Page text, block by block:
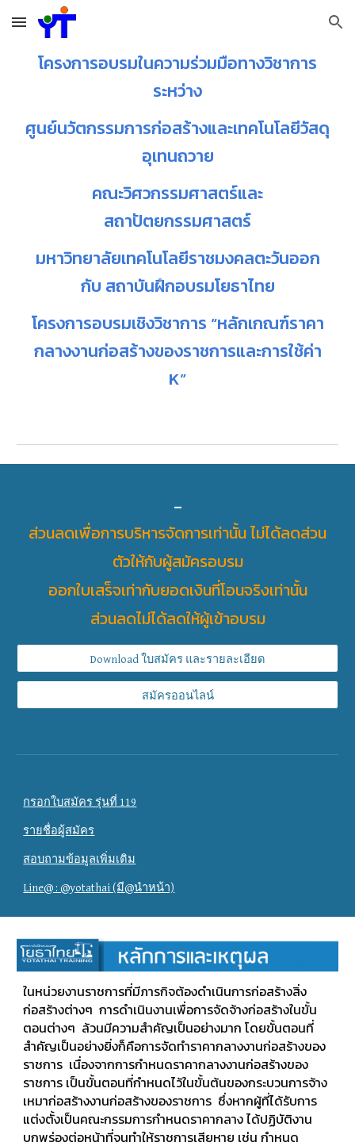
Skip to main content Skip to navigation
โครงการอบรมในความร่วมมือทางวิชาการ
ระหว่าง
ศูนย์นวัตกรรมการก่อสร้างและเทคโนโลยีวัสดุ
อุเทนถวาย
คณะวิศวกรรมศาสตร์และ
สถาปัตยกรรมศาสตร์
มหาวิทยาลัยเทคโนโลยีราชมงคลตะวันออก
กับ สถาบันฝึกอบรมโยธาไทย
โครงการอบรมเชิงวิชาการ “หลักเกณฑ์ราคา
กลางงานก่อสร้างของราชการและการใช้ค่า
K”
-
ส่วนลดเพื่อการบริหารจัดการเท่านั้น ไม่ได้ลดส่วน
ตัวให้กับผู้สมัครอบรม
ออกใบเสร็จเท่ากับยอดเงินที่โอนจริงเท่านั้น
ส่วนลดไม่ได้ลดให้ผู้เข้าอบรม
Download ใบสมัคร และรายละเอียด
สมัครออนไลน์
กรอกใบสมัคร รุ่นที่ 119
รายชื่อผู้สมัคร
สอบถามข้อมูลเพิ่มเติม
Line@ : @yotathai (มี@นำหน้า)
ในหน่วยงานราชการที่มีภารกิจต้องดำเนินการก่อสร้างสิ่ง
ก่อสร้างต่างๆ การดำเนินงานเพื่อการจัดจ้างก่อสร้างในขั้น
ตอนต่างๆ ล้วนมีความสำคัญเป็นอย่างมาก โดยขั้นตอนที่
สำคัญเป็นอย่างยิ่งก็คือการจัดทำราคากลางงานก่อสร้างของ
ราชการ เนื่องจากการกำหนดราคากลางงานก่อสร้างของ
ราชการ เป็นขั้นตอนที่กำหนดไว้ในขั้นต้นของกระบวนการจ้าง
เหมาก่อสร้างงานก่อสร้างของราชการ ซึ่งหากผู้ที่ได้รับการ
แต่งตั้งเป็นคณะกรรมการกำหนดราคากลาง ได้ปฏิบัติงาน
บกพร่องต่อหน้าที่จนทำให้ราชการเสียหาย เช่น กำหนด